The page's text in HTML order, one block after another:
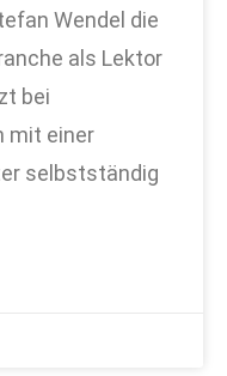
Wendel die
als Lektor
bei
mit einer
selbstständig